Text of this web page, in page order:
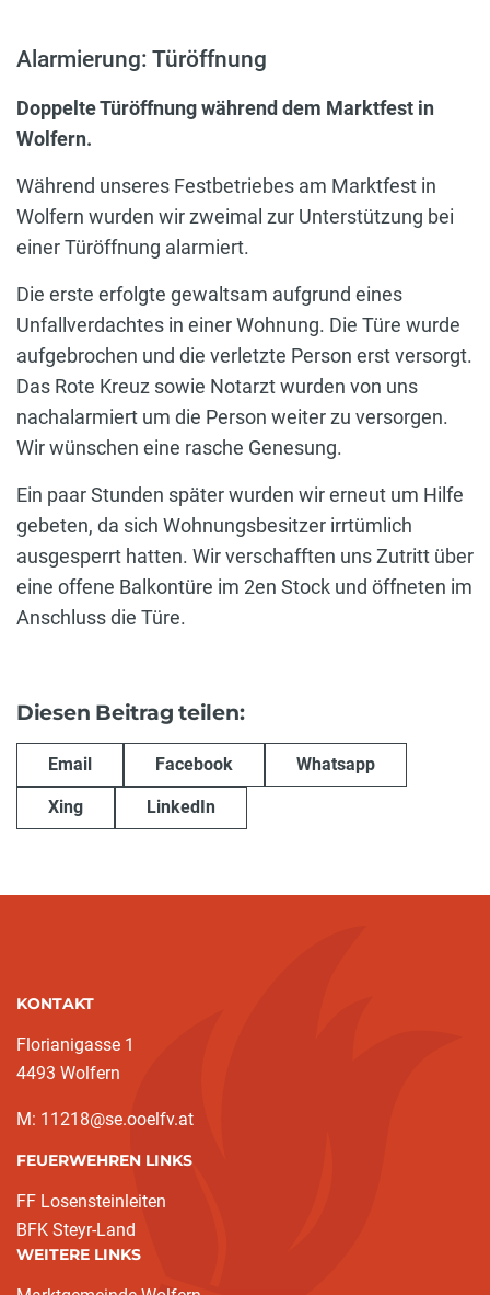
Alarmierung: Türöffnung
Doppelte Türöffnung während dem Marktfest in
Wolfern.
Während unseres Festbetriebes am Marktfest in
Wolfern wurden wir zweimal zur Unterstützung bei
einer Türöffnung alarmiert.
Die erste erfolgte gewaltsam aufgrund eines
Unfallverdachtes in einer Wohnung. Die Türe wurde
aufgebrochen und die verletzte Person erst versorgt.
Das Rote Kreuz sowie Notarzt wurden von uns
nachalarmiert um die Person weiter zu versorgen.
Wir wünschen eine rasche Genesung.
Ein paar Stunden später wurden wir erneut um Hilfe
gebeten, da sich Wohnungsbesitzer irrtümlich
ausgesperrt hatten. Wir verschafften uns Zutritt über
eine offene Balkontüre im 2en Stock und öffneten im
Anschluss die Türe.
Diesen Beitrag teilen:
Email Facebook Whatsapp
Xing LinkedIn
KONTAKT
Florianigasse 1
4493 Wolfern
M: 11218@se.ooelfv.at
FEUERWEHREN LINKS
FF Losensteinleiten
BFK Steyr-Land
WEITERE LINKS